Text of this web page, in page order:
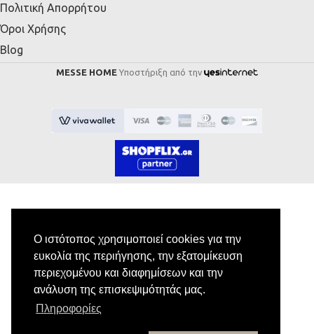
Ο ιστότοπος χρησιμοποιεί cookies για την
ευκολία της περιήγησης, την εξατομίκευση
περιεχομένου και διαφημίσεων και την
ανάλυση της επισκεψιμότητάς μας.
Πληροφορίες
Πολιτική Απορρήτου
Όροι Χρήσης
Blog
MESSE HOME Υποστήριξη από την
Εγγραφή στο Newsletter
Κάνε εγγραφή στο newsletter μας για να
λαμβάνεις αποκλειστικές προσφορές.